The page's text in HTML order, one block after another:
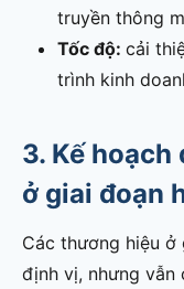
truyền thông
Tốc độ: cải
trình kinh
3. Kế
ở giai đoạn
Các thương hiệu ở
định vị, nhưng